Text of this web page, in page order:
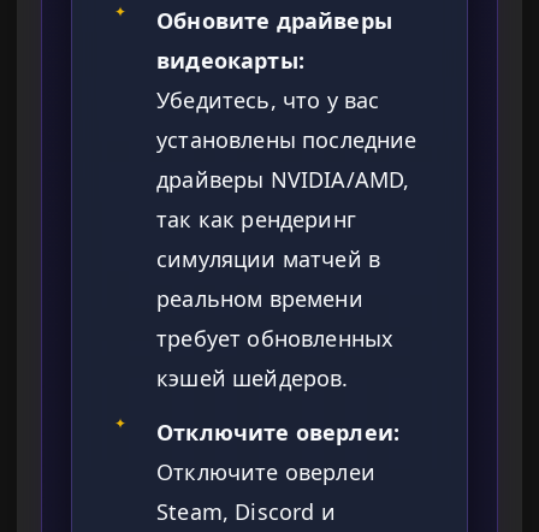
✦
Обновите драйверы
видеокарты:
Убедитесь, что у вас
установлены последние
драйверы NVIDIA/AMD,
так как рендеринг
симуляции матчей в
реальном времени
требует обновленных
кэшей шейдеров.
✦
Отключите оверлеи:
Отключите оверлеи
Steam, Discord и